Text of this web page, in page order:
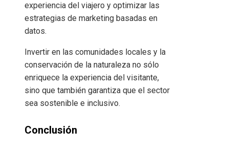
experiencia del viajero y optimizar las
estrategias de marketing basadas en
datos.
Invertir en las comunidades locales y la
conservación de la naturaleza no sólo
enriquece la experiencia del visitante,
sino que también garantiza que el sector
sea sostenible e inclusivo.
Conclusión